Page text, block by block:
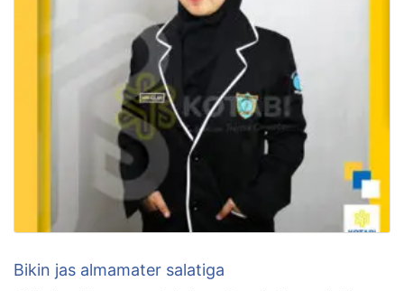
Bikin jas almamater salatiga